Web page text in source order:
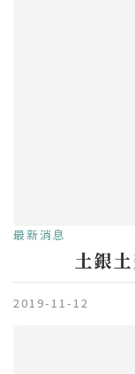
最新消息
土銀
2019-11-12